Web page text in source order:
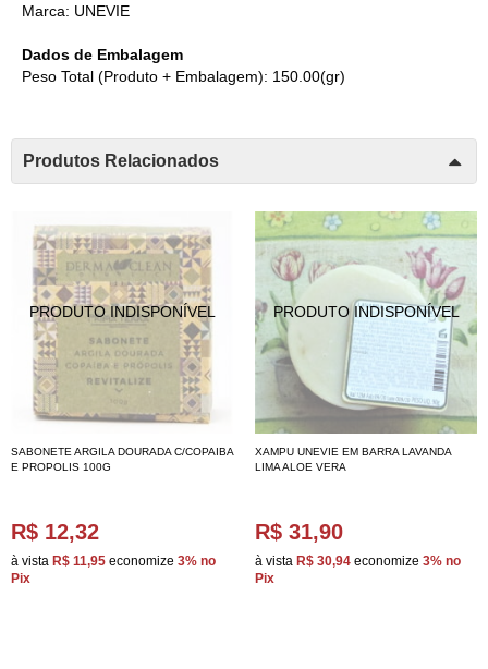
Marca: UNEVIE
Dados de Embalagem
Peso Total (Produto + Embalagem): 150.00(gr)
Produtos Relacionados
SABONETE ARGILA DOURADA C/COPAIBA
E PROPOLIS 100G
R$ 12,32
à vista R$ 11,95 economize 3% no
Pix
XAMPU UNEVIE EM BARRA LAVANDA
LIMA ALOE VERA
R$ 31,90
à vista R$ 30,94 economize 3% no
Pix